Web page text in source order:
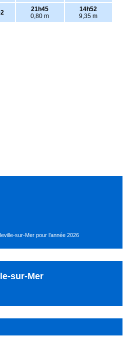
21h45
0,80 m
14h52
9,35 m
sur-Mer pour l’année 2026
sur-Mer